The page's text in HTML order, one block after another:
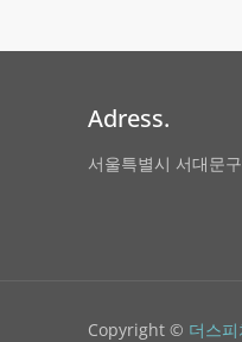
Adress.
서울특별시 서대문
Copyright © 더스